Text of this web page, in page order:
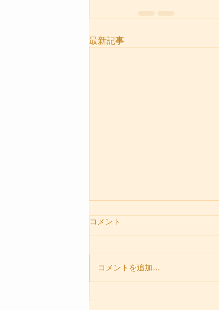
最新記事
コメント
コメントを追加…